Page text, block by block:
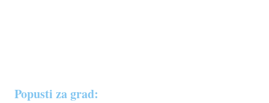
Popusti za grad: